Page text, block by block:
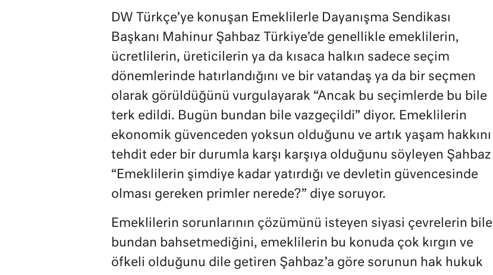
DW Türkçe’ye konuşan Emeklilerle Dayanışma Sendikası
Başkanı Mahinur Şahbaz Türkiye’de genellikle emeklilerin,
ücretlilerin, üreticilerin ya da kısaca halkın sadece seçim
dönemlerinde hatırlandığını ve bir vatandaş ya da bir seçmen
olarak görüldüğünü vurgulayarak “Ancak bu seçimlerde bu bile
terk edildi. Bugün bundan bile vazgeçildi” diyor. Emeklilerin
ekonomik güvenceden yoksun olduğunu ve artık yaşam hakkını
tehdit eder bir durumla karşı karşıya olduğunu söyleyen Şahbaz
“Emeklilerin şimdiye kadar yatırdığı ve devletin güvencesinde
olması gereken primler nerede?” diye soruyor.
Emeklilerin sorunlarının çözümünü isteyen siyasi çevrelerin bile
bundan bahsetmediğini, emeklilerin bu konuda çok kırgın ve
öfkeli olduğunu dile getiren Şahbaz’a göre sorunun hak hukuk